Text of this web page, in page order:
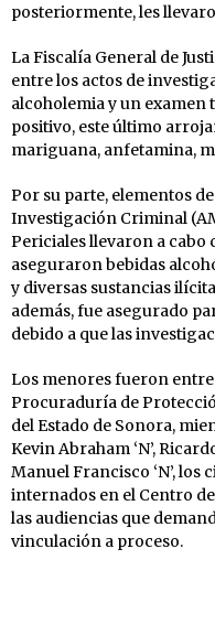
posteriormente, les
La Fiscalía General de
entre los actos de
alcoholemia y un
positivo, este último
mariguana, anfetamina,
Por su parte, elementos
Investigación Criminal
Periciales llevaron a cabo
aseguraron bebidas
y diversas sustancias
además, fue asegurado
debido a que las
Los menores fueron
Procuraduría de
del Estado de Sonora,
Kevin Abraham ‘N’,
Manuel Francisco ‘N’,
internados en el Centro
las audiencias que
vinculación a proceso.